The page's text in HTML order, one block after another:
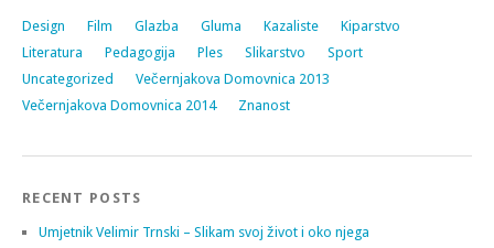
Design Film Glazba Gluma Kazaliste
Kiparstvo
Literatura
Pedagogija Ples Slikarstvo
Sport
Uncategorized
Večernjakova Domovnica 2013
Večernjakova Domovnica 2014
Znanost
RECENT POSTS
Umjetnik Velimir Trnski – Slikam svoj život i oko njega